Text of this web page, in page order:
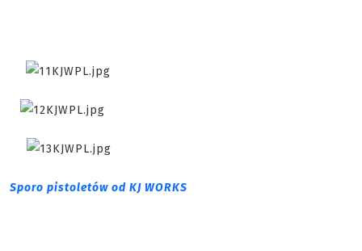
Sporo pistoletów od KJ WORKS